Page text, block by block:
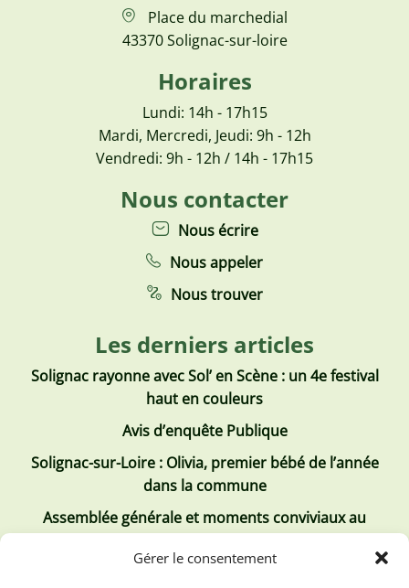
Gérer le consentement
Place du marchedial
43370 Solignac-sur-loire
Horaires
Lundi: 14h - 17h15
Mardi, Mercredi, Jeudi: 9h - 12h
Vendredi: 9h - 12h / 14h - 17h15
Nous contacter
Nous écrire
Nous appeler
Nous trouver
Les derniers articles
Solignac rayonne avec Sol’ en Scène : un 4e festival
haut en couleurs
Avis d’enquête Publique
Solignac-sur-Loire : Olivia, premier bébé de l’année
dans la commune
Assemblée générale et moments conviviaux au